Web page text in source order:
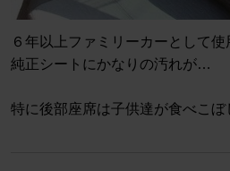
６年以上ファミリーカーとして使
純正シートにかなりの汚れが…
特に後部座席は子供達が食べこ